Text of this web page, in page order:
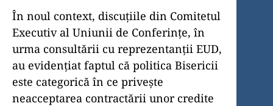
În noul context, discuțiile din Comitetul
Executiv al Uniunii de Conferințe, în
urma consultării cu reprezentanții EUD,
au evidențiat faptul că politica Bisericii
este categorică în ce privește
neacceptarea contractării unor credite